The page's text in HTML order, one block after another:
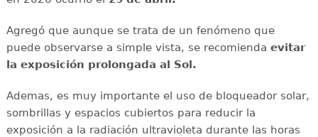
Agregó que aunque se trata de un fenómeno que
puede observarse a simple vista, se recomienda evitar
la exposición prolongada al Sol.
Ademas, es muy importante el uso de bloqueador solar,
sombrillas y espacios cubiertos para reducir la
exposición a la radiación ultravioleta durante las horas